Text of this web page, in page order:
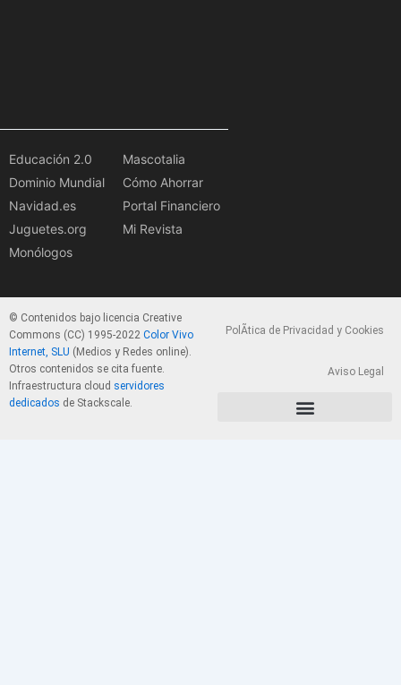
Educación 2.0
Dominio Mundial
Navidad.es
Juguetes.org
Monólogos
Mascotalia
Cómo Ahorrar
Portal Financiero
Mi Revista
© Contenidos bajo licencia Creative
Commons (CC) 1995-2022 Color Vivo
Internet, SLU (Medios y Redes online).
Otros contenidos se cita fuente.
Infraestructura cloud servidores
dedicados de Stackscale.
PolÃ­tica de Privacidad y Cookies
Aviso Legal